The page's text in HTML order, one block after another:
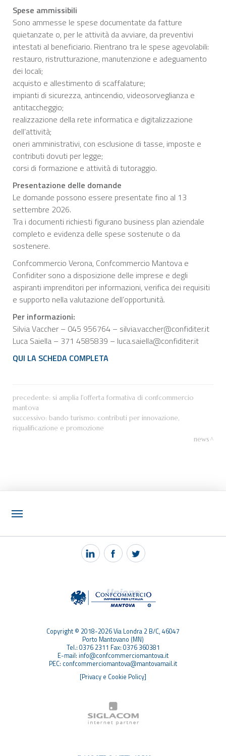
Spese ammissibili
Sono ammesse le spese documentate da fatture
quietanzate o, per le attività da avviare, da preventivi
intestati al beneficiario. Rientrano tra le spese agevolabili:
restauro, ristrutturazione, manutenzione e adeguamento
dei locali;
acquisto e allestimento di scaffalature;
impianti di sicurezza, antincendio, videosorveglianza e
antitaccheggio;
realizzazione della rete informatica e digitalizzazione
dell’attività;
oneri amministrativi, con esclusione di tasse, imposte e
contributi dovuti per legge;
corsi di formazione e attività di tutoraggio.
Presentazione delle domande
Le domande possono essere presentate fino al 13
settembre 2026.
Tra i documenti richiesti figurano business plan aziendale
completo e evidenza delle spese sostenute o da
sostenere.
Confcommercio Verona, Confcommercio Mantova e
Confiditer sono a disposizione delle imprese e degli
aspiranti imprenditori per informazioni, verifica dei requisiti
e supporto nella valutazione dell’opportunità.
Per informazioni:
Silvia Vaccher – 045 956764 – silvia.vaccher@confiditer.it
Luca Saiella – 371 4585839 – luca.saiella@confiditer.it
QUI LA SCHEDA COMPLETA
precedente: si amplia l'offerta formativa di confcommercio
mantova
successivo: bando turismo: contributi per innovazione,
riqualificazione e promozione
news
NOTIZIE
PEC MANTOVA MAIL
Copyright © 2018-2026 Via Londra 2 B/C, 46047
Porto Mantovano (MN)
Tel.: 0376 2311 Fax: 0376 360381
E-mail: info@confcommerciomantova.it
PEC: confcommerciomantova@mantovamail.it
[Privacy e Cookie Policy]